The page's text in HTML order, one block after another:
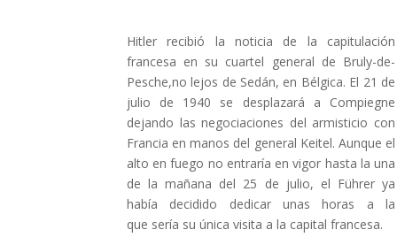
Hitler recibió la noticia de la capitulación
francesa en su cuartel general de Bruly-de-
Pesche,no lejos de Sedán, en Bélgica. El 21 de
julio de 1940 se desplazará a Compiegne
dejando las negociaciones del armisticio con
Francia en manos del general Keitel. Aunque el
alto en fuego no entraría en vigor hasta la una
de la mañana del 25 de julio, el Führer ya
había decidido dedicar unas horas a la
que sería su única visita a la capital francesa.